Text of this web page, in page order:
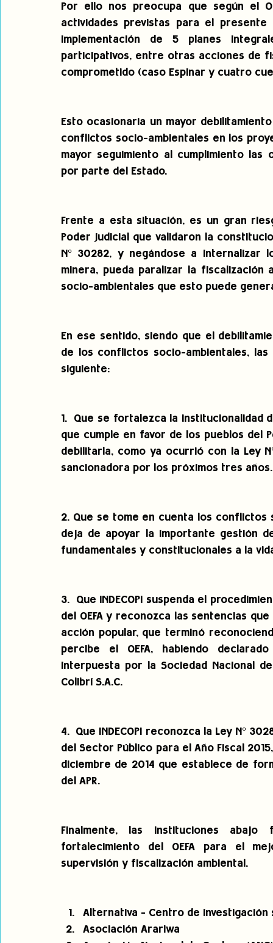
Por ello nos preocupa que según el
actividades previstas para el
implementación de 5 planes
participativos, entre otras acciones de
comprometido (caso Espinar y cuatro
Esto ocasionaría un mayor
conflictos socio-ambientales en los
mayor seguimiento al cumplimiento las
por parte del Estado.
Frente a esta situación, es un gran
Poder Judicial que validaron la
N° 30282, y negándose a internalizar
minera, pueda paralizar la fiscalización
socio-ambientales que esto puede
En ese sentido, siendo que el
de los conflictos socio-ambientales,
siguiente:
1.  Que se fortalezca la institucionalidad
que cumple en favor de los pueblos del
debilitarla, como ya ocurrió con la Ley
sancionadora por los próximos tres años.
2. Que se tome en cuenta los
deja de apoyar la importante gestión
fundamentales y constitucionales a la
3.  Que INDECOPI suspenda el
del OEFA y reconozca las sentencias
acción popular, que terminó
percibe el OEFA, habiendo
interpuesta por la Sociedad Nacional
Colibrí S.A.C.
4.  Que INDECOPI reconozca la Ley N°
del Sector Público para el Año Fiscal
diciembre de 2014 que establece de
del APR.
Finalmente, las instituciones abajo
fortalecimiento del OEFA para el
supervisión y fiscalización ambiental.
Alternativa - Centro de
Asociación Arariwa